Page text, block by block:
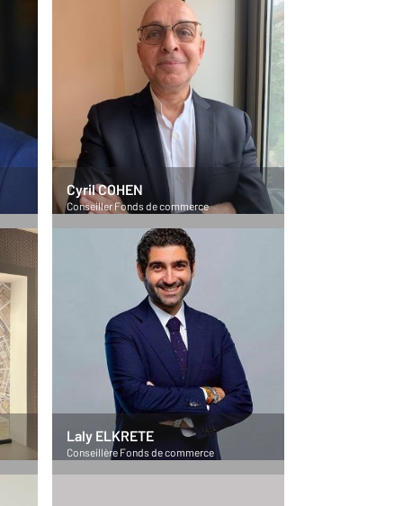
Cyril COHEN
Conseiller Fonds de commerce
Laly ELKRETE
Conseillère Fonds de commerce